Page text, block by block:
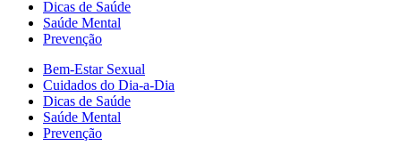
Dicas de Saúde
Saúde Mental
Prevenção
Bem-Estar Sexual
Cuidados do Dia-a-Dia
Dicas de Saúde
Saúde Mental
Prevenção